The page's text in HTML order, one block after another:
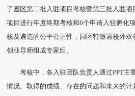
了园区第二批入驻项目考核暨第三批入驻
项目进行年度终期考核和6个申请入驻孵化
核及遴选的公平公正性，园区特邀请校外
创业导师组成专家组。
考核中，各入驻团队负责人通过PPT主
情况、取得的成绩、存在的问题和未来的计